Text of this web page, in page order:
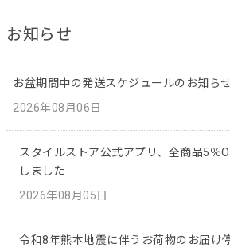
お知らせ
お盆期間中の発送スケジュールのお知らせ
2026年08月06日
スタイルストア公式アプリ、全商品5％
しました
2026年08月05日
令和8年熊本地震に伴うお荷物のお届け